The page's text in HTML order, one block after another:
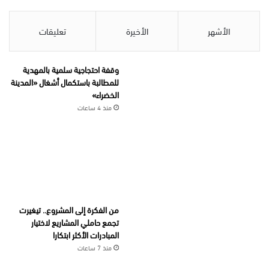
الأشهر الأخيرة تعليقات
وقفة احتجاجية سلمية بالمهدية
للمطالبة باستكمال أشغال «المدينة
الخضراء»
منذ 4 ساعات
من الفكرة إلى المشروع.. تيغيرت
تجمع حاملي المشاريع لاختيار
المبادرات الأكثر ابتكارا
منذ 7 ساعات